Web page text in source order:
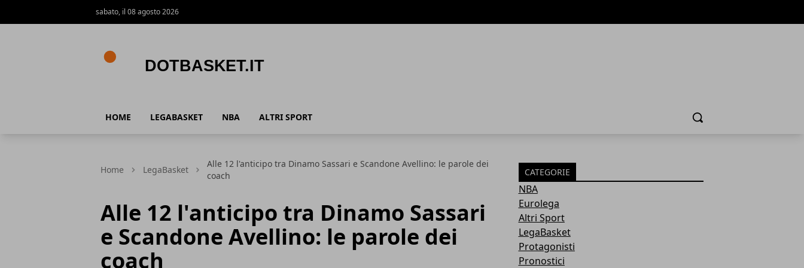
sabato, il 08 agosto 2026
HOME LEGABASKET NBA ALTRI SPORT Cerca
Home LegaBasket
Alle 12 l'anticipo tra Dinamo Sassari e Scandone Avellino: le parole dei
coach
Alle 12 l'anticipo tra Dinamo Sassari
e Scandone Avellino: le parole dei
coach
CATEGORIE
NBA
Eurolega
Altri Sport
LegaBasket
Protagonisti
Pronostici